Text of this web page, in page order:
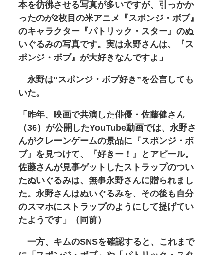
本を彷彿させる写真が多いですが、引っかか
ったのが2枚目の米アニメ『スポンジ・ボブ』
のキャラクター『パトリック・スター』のぬ
いぐるみの写真です。実は永野さんは、『ス
ポンジ・ボブ』が大好きなんですよ」
永野は“スポンジ・ボブ好き”を公言しても
いた。
「昨年、映画で共演した俳優・佐藤健さん
（36）が公開したYouTube動画では、永野さ
んがクレーンゲームの景品に『スポンジ・ボ
ブ』を見つけて、『好きー！』とアピール。
佐藤さんが見事ゲットしたストラップのつい
たぬいぐるみは、無事永野さんに贈られまし
た。永野さんはぬいぐるみを、その後も自分
のスマホにストラップのようにして提げてい
たようです」（同前）
一方、キムのSNSを確認すると、これまで